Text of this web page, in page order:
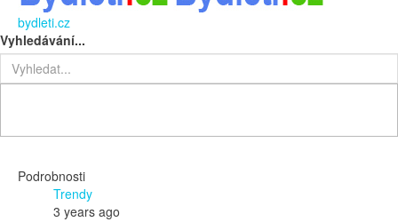
bydleti.cz
Vyhledávání...
Podrobnosti
Trendy
3 years ago